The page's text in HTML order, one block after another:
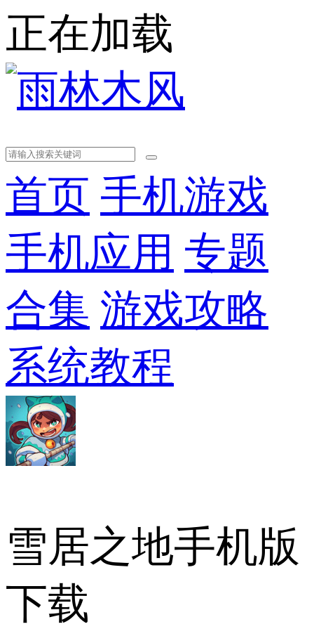
正在加载
首页 手机游戏
手机应用 专题
合集 游戏攻略
系统教程
雪居之地手机版
下载